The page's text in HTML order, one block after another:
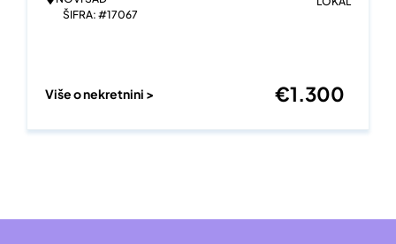
ŠIFRA: #17067
Više o nekretnini > €1.300